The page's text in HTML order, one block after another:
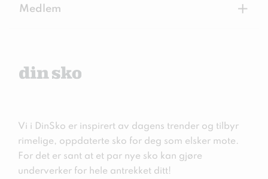
Medlem +
Vi i DinSko er inspirert av dagens trender og tilbyr
rimelige, oppdaterte sko for deg som elsker mote.
For det er sant at et par nye sko kan gjøre
underverker for hele antrekket ditt!